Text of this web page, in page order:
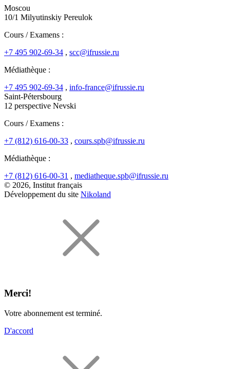
Moscou
10/1 Milyutinskiy Pereulok
Cours / Examens :
+7 495 902-69-34 , scc@ifrussie.ru
Médiathèque :
+7 495 902-69-34 , info-france@ifrussie.ru
Saint-Pétersbourg
12 perspective Nevski
Cours / Examens :
+7 (812) 616-00-33 , cours.spb@ifrussie.ru
Médiathèque :
+7 (812) 616-00-31 , mediatheque.spb@ifrussie.ru
© 2026, Institut français
Développement du site Nikoland
Merci!
Votre abonnement est terminé.
D'accord